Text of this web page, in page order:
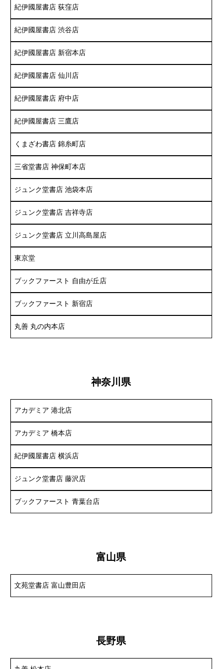
紀伊國屋書店 荻窪店
紀伊國屋書店 渋谷店
紀伊國屋書店 新宿本店
紀伊國屋書店 仙川店
紀伊國屋書店 府中店
紀伊國屋書店 三鷹店
くまざわ書店 錦糸町店
三省堂書店 神保町本店
ジュンク堂書店 池袋本店
ジュンク堂書店 吉祥寺店
ジュンク堂書店 立川高島屋店
東京堂
ブックファースト 自由が丘店
ブックファースト 新宿店
丸善 丸の内本店
神奈川県
アカデミア 港北店
アカデミア 橋本店
紀伊國屋書店 横浜店
ジュンク堂書店 藤沢店
ブックファースト 青葉台店
富山県
文苑堂書店 富山豊田店
長野県